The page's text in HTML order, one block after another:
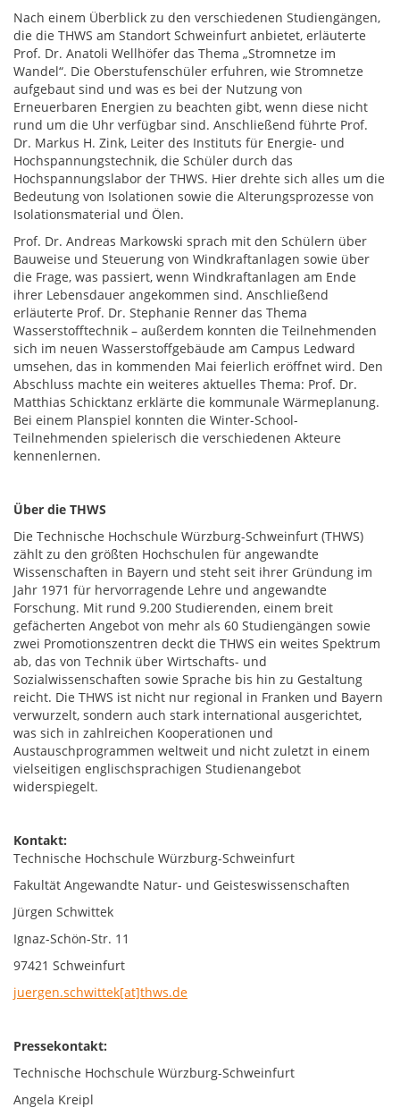
Nach einem Überblick zu den verschiedenen Studiengängen,
die die THWS am Standort Schweinfurt anbietet, erläuterte
Prof. Dr. Anatoli Wellhöfer das Thema „Stromnetze im
Wandel“. Die Oberstufenschüler erfuhren, wie Stromnetze
aufgebaut sind und was es bei der Nutzung von
Erneuerbaren Energien zu beachten gibt, wenn diese nicht
rund um die Uhr verfügbar sind. Anschließend führte Prof.
Dr. Markus H. Zink, Leiter des Instituts für Energie- und
Hochspannungstechnik, die Schüler durch das
Hochspannungslabor der THWS. Hier drehte sich alles um die
Bedeutung von Isolationen sowie die Alterungsprozesse von
Isolationsmaterial und Ölen.
Prof. Dr. Andreas Markowski sprach mit den Schülern über
Bauweise und Steuerung von Windkraftanlagen sowie über
die Frage, was passiert, wenn Windkraftanlagen am Ende
ihrer Lebensdauer angekommen sind. Anschließend
erläuterte Prof. Dr. Stephanie Renner das Thema
Wasserstofftechnik – außerdem konnten die Teilnehmenden
sich im neuen Wasserstoffgebäude am Campus Ledward
umsehen, das in kommenden Mai feierlich eröffnet wird. Den
Abschluss machte ein weiteres aktuelles Thema: Prof. Dr.
Matthias Schicktanz erklärte die kommunale Wärmeplanung.
Bei einem Planspiel konnten die Winter-School-
Teilnehmenden spielerisch die verschiedenen Akteure
kennenlernen.
Über die THWS
Die Technische Hochschule Würzburg-Schweinfurt (THWS)
zählt zu den größten Hochschulen für angewandte
Wissenschaften in Bayern und steht seit ihrer Gründung im
Jahr 1971 für hervorragende Lehre und angewandte
Forschung. Mit rund 9.200 Studierenden, einem breit
gefächerten Angebot von mehr als 60 Studiengängen sowie
zwei Promotionszentren deckt die THWS ein weites Spektrum
ab, das von Technik über Wirtschafts- und
Sozialwissenschaften sowie Sprache bis hin zu Gestaltung
reicht. Die THWS ist nicht nur regional in Franken und Bayern
verwurzelt, sondern auch stark international ausgerichtet,
was sich in zahlreichen Kooperationen und
Austauschprogrammen weltweit und nicht zuletzt in einem
vielseitigen englischsprachigen Studienangebot
widerspiegelt.
Kontakt:
Technische Hochschule Würzburg-Schweinfurt
Fakultät Angewandte Natur- und Geisteswissenschaften
Jürgen Schwittek
Ignaz-Schön-Str. 11
97421 Schweinfurt
juergen.schwittek[at]thws.de
Pressekontakt:
Technische Hochschule Würzburg-Schweinfurt
Angela Kreipl